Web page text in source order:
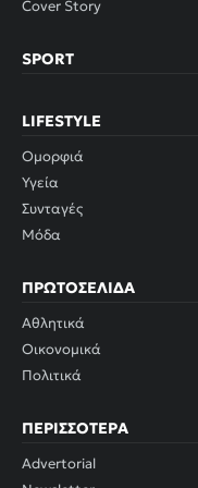
Cover Story
SPORT
LIFESTYLE
Ομορφιά
Υγεία
Συνταγές
Μόδα
ΠΡΩΤΟΣΈΛΙΔΑ
Αθλητικά
Οικονομικά
Πολιτικά
ΠΕΡΙΣΣΌΤΕΡΑ
Advertorial